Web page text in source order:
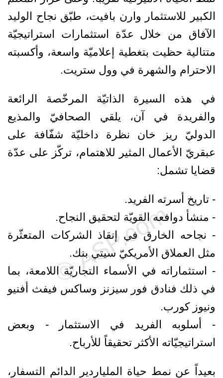
الكبير للاستثمار وارن بافيت، طبّق نجاح الوليد
الآفاق من خلال عدّة استثمارات استراتيجيّة
متتالية حظيت بتغطية إعلاميّة واسعة، وأكسبته
الاحترام والشهرة في وول ستريت.
في هذه السيرة الذاتيّة المرخّصة الرائعة
والفريدة في آن، يلقي الصحافيّ والمذيع
الدوليّ ريز خان نظرة داخليّة شفّافة على
عبقريّ الأعمال المثير للاهتمام، تركّز على عدّة
قضايا تشمل:
- تاريخ أسرته الفريد.
- منشأ دوافعه القويّة لتحقيق النجاح.
- نجاحه الخارق في إنقاذ الشركات المتعثّرة
مثل العملاق الأمريكيّ سيتي بنك.
- استثماراته في الأسماء التجاريّة اللامعة، بما
في ذلك فنادق فور سيزنز وساكس فيفث أفنيو
ونيوز كورب.
- أسلوبه الفريد في الاستثمار - وبعض
استراتيجيّاته الأكثر تحقيقاً للأرباح.
بعيداً عن نمط حياة الملياردير الدائم التسفار،